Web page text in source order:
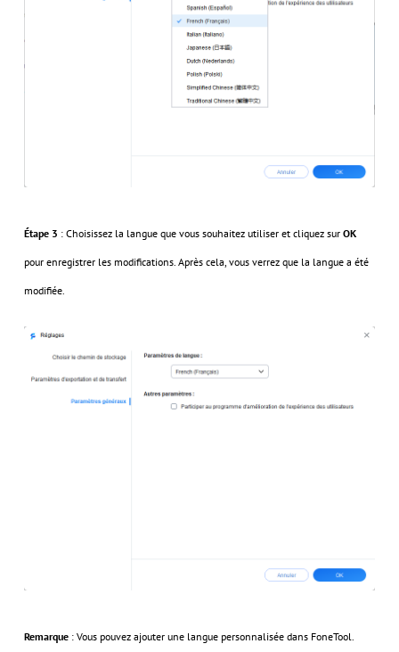
Étape 3 : Choisissez la langue que vous souhaitez utiliser et cliquez sur OK
pour enregistrer les modifications. Après cela, vous verrez que la langue a été
modifiée.
Remarque: Vous pouvez ajouter une langue personnalisée dans FoneTool.